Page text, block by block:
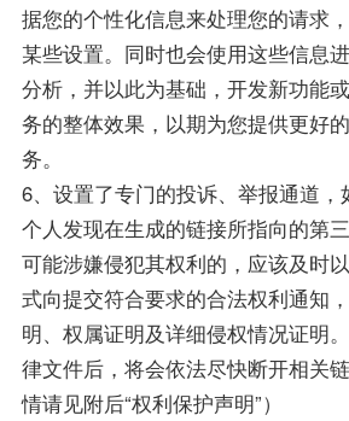
据您的个性化信息来处理您的请求
某些设置。同时也会使用这些信息
分析，并以此为基础，开发新功能
务的整体效果，以期为您提供更好
务。
6、设置了专门的投诉、举报通道，
个人发现在生成的链接所指向的第
可能涉嫌侵犯其权利的，应该及时
式向提交符合要求的合法权利通知
明、权属证明及详细侵权情况证明
律文件后，将会依法尽快断开相关
情请见附后“权利保护声明”）